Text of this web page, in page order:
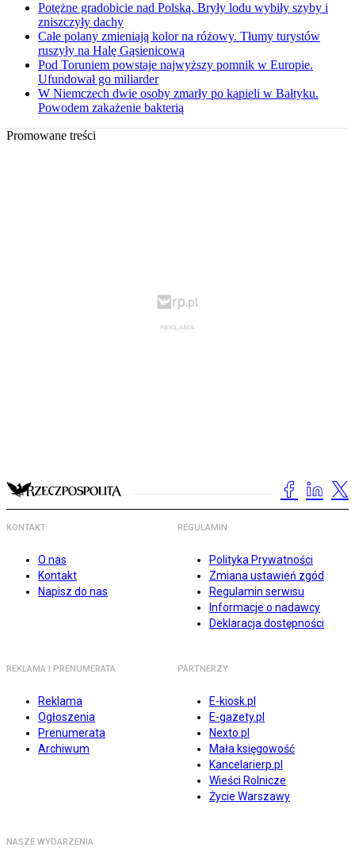
Potężne gradobicie nad Polską. Bryły lodu wybiły szyby i
zniszczyły dachy
Całe polany zmieniają kolor na różowy. Tłumy turystów
ruszyły na Halę Gąsienicową
Pod Toruniem powstaje najwyższy pomnik w Europie.
Ufundował go miliarder
W Niemczech dwie osoby zmarły po kąpieli w Bałtyku.
Powodem zakażenie bakterią
Promowane treści
KONTAKT
O nas
Kontakt
Napisz do nas
REGULAMIN
Polityka Prywatności
Zmiana ustawień zgód
Regulamin serwisu
Informacje o nadawcy
Deklaracja dostępności
REKLAMA I PRENUMERATA
Reklama
Ogłoszenia
Prenumerata
Archiwum
PARTNERZY
E-kiosk.pl
E-gazety.pl
Nexto.pl
Mała księgowość
Kancelarierp.pl
Wieści Rolnicze
Życie Warszawy
NASZE WYDARZENIA